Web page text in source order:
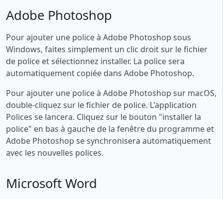
Adobe Photoshop
Pour ajouter une police à Adobe Photoshop sous
Windows, faites simplement un clic droit sur le fichier
de police et sélectionnez installer. La police sera
automatiquement copiée dans Adobe Photoshop.
Pour ajouter une police à Adobe Photoshop sur macOS,
double-cliquez sur le fichier de police. L'application
Polices se lancera. Cliquez sur le bouton "installer la
police" en bas à gauche de la fenêtre du programme et
Adobe Photoshop se synchronisera automatiquement
avec les nouvelles polices.
Microsoft Word